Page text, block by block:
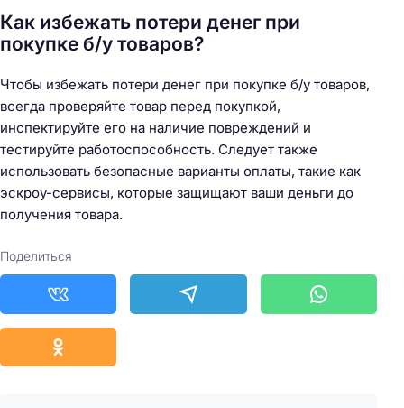
Как избежать потери денег при
покупке б/у товаров?
Чтобы избежать потери денег при покупке б/у товаров,
всегда проверяйте товар перед покупкой,
инспектируйте его на наличие повреждений и
тестируйте работоспособность. Следует также
использовать безопасные варианты оплаты, такие как
эскроу-сервисы, которые защищают ваши деньги до
получения товара.
Поделиться